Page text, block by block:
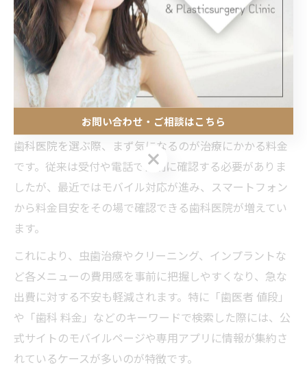
歯科の料金確認をスマホでスマー
ト解決
歯科の料金目安をスマホですぐに把握
歯科医院を選ぶ際、まず気になるのが治療にかかる料金
です。従来は受付や電話で個別に確認する必要がありま
したが、最近ではモバイル対応が進み、スマートフォン
から料金目安をその場で確認できる歯科医院が増えてい
ます。
これにより、虫歯治療やクリーニング、インプラントな
ど各メニューの費用感を事前に把握しやすくなり、急な
出費に対する不安も軽減されます。特に「歯医者 値段」
や「歯科 料金」などのキーワードで検索した際には、公
式サイトのモバイルページや専用アプリに情報が集約さ
れているケースが多いのが特徴です。
お問い合わせ・ご相談はこちら
お問い合わせ・ご相談はこちら